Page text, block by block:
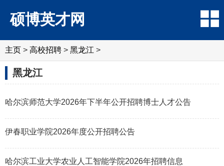
硕博英才网
主页 > 高校招聘 > 黑龙江 >
黑龙江
哈尔滨师范大学2026年下半年公开招聘博士人才公告
伊春职业学院2026年度公开招聘公告
哈尔滨工业大学农业人工智能学院2026年招聘信息